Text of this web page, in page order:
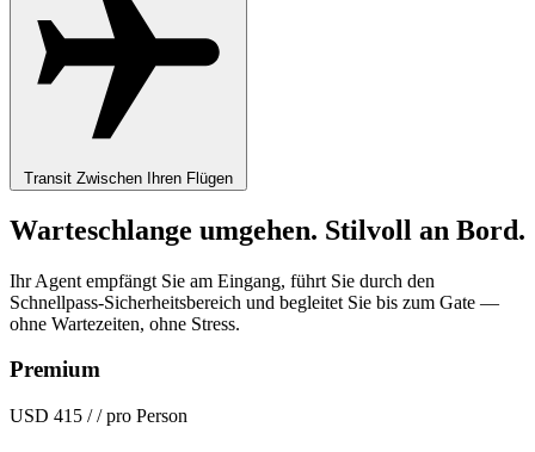
Transit Zwischen Ihren Flügen
Warteschlange umgehen. Stilvoll an Bord.
Ihr Agent empfängt Sie am Eingang, führt Sie durch den
Schnellpass-Sicherheitsbereich und begleitet Sie bis zum Gate —
ohne Wartezeiten, ohne Stress.
Premium
USD 415 / / pro Person